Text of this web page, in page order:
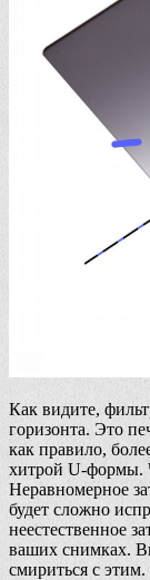
Как видите,
горизонта. Это
как правило,
хитрой U-формы.
Неравномерное
будет сложно
неестественное
ваших снимках.
смириться с